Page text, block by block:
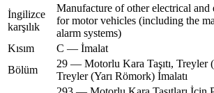
İngilizce
karşılık
Manufacture of other electrical and
for motor vehicles (including the
alarm systems)
Kısım
C — İmalat
Bölüm
29 — Motorlu Kara Taşıtı, Treyler
Treyler (Yarı Römork) İmalatı